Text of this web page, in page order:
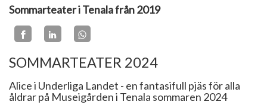
Sommarteater i Tenala från 2019
SOMMARTEATER 2024
Alice i Underliga Landet - en fantasifull pjäs för alla
åldrar på Museigården i Tenala sommaren 2024